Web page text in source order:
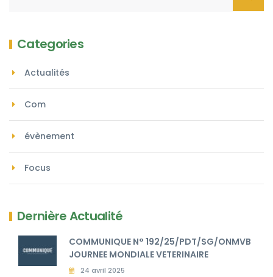
Categories
Actualités
Com
évènement
Focus
Dernière Actualité
COMMUNIQUE N° 192/25/PDT/SG/ONMVB
JOURNEE MONDIALE VETERINAIRE
24 avril 2025